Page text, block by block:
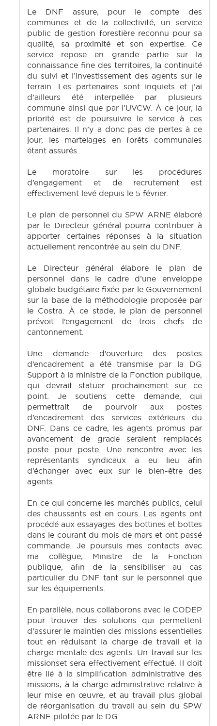
Le DNF assure, pour le compte des
communes et de la collectivité, un service
public de gestion forestière reconnu pour sa
qualité, sa proximité et son expertise. Ce
service repose en grande partie sur la
connaissance fine des territoires, la continuité
du suivi et l’investissement des agents sur le
terrain. Les partenaires sont inquiets et j’ai
d’ailleurs été interpellée par plusieurs
commune ainsi que par l’UVCW. À ce jour, la
priorité est de poursuivre le service à ces
partenaires. Il n’y a donc pas de pertes à ce
jour, les martelages en forêts communales
étant assurés.
Le moratoire sur les procédures
d’engagement et de recrutement est
effectivement levé depuis le 5 février.
Le plan de personnel du SPW ARNE élaboré
par le Directeur général pourra contribuer à
apporter certaines réponses à la situation
actuellement rencontrée au sein du DNF.
Le Directeur général élabore le plan de
personnel dans le cadre d’une enveloppe
globale budgétaire fixée par le Gouvernement
sur la base de la méthodologie proposée par
le Costra. À ce stade, le plan de personnel
prévoit l’engagement de trois chefs de
cantonnement.
Une demande d’ouverture des postes
d’encadrement a été transmise par la DG
Support à la ministre de la Fonction publique,
qui devrait statuer prochainement sur ce
point. Je soutiens cette demande, qui
permettrait de pourvoir aux postes
d’encadrement des services extérieurs du
DNF. Dans ce cadre, les agents promus par
avancement de grade seraient remplacés
poste pour poste. Une rencontre avec les
représentants syndicaux a eu lieu afin
d’échanger avec eux sur le bien-être des
agents.
En ce qui concerne les marchés publics, celui
des chaussants est en cours. Les agents ont
procédé aux essayages des bottines et bottes
dans le courant du mois de mars et ont passé
commande. Je poursuis mes contacts avec
ma collègue, Ministre de la Fonction
publique, afin de la sensibiliser au cas
particulier du DNF tant sur le personnel que
sur les équipements.
En parallèle, nous collaborons avec le CODEP
pour trouver des solutions qui permettent
d’assurer le maintien des missions essentielles
tout en réduisant la charge de travail et la
charge mentale des agents. Un travail sur les
missionset sera effectivement effectué. Il doit
être lié à la simplification administrative des
missions, à la charge administrative relative à
leur mise en œuvre, et au travail plus global
de réorganisation du travail au sein du SPW
ARNE pilotée par le DG.